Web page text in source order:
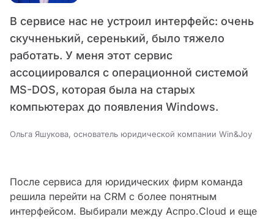
В сервисе нас не устроил интерфейс: очень
скучненький, серенький, было тяжело
работать. У меня этот сервис
ассоциировался с операционной системой
MS-DOS, которая была на старых
компьютерах до появления Windows.
Ольга Яшукова, основатель юридической компании Win&Joy
После сервиса для юридических фирм команда
решила перейти на CRM с более понятным
интерфейсом. Выбирали между Аспро.Cloud и еще